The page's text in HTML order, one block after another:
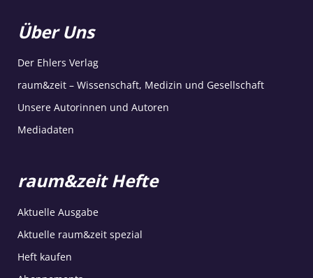
Über Uns
Der Ehlers Verlag
raum&zeit – Wissenschaft, Medizin und Gesellschaft
Unsere Autorinnen und Autoren
Mediadaten
raum&zeit Hefte
Aktuelle Ausgabe
Aktuelle raum&zeit spezial
Heft kaufen